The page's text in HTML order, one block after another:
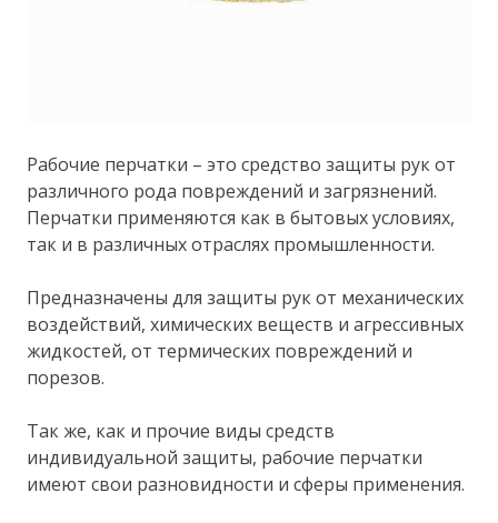
Рабочие перчатки – это средство защиты рук от
различного рода повреждений и загрязнений.
Перчатки применяются как в бытовых условиях,
так и в различных отраслях промышленности.
Предназначены для защиты рук от механических
воздействий, химических веществ и агрессивных
жидкостей, от термических повреждений и
порезов.
Так же, как и прочие виды средств
индивидуальной защиты, рабочие перчатки
имеют свои разновидности и сферы применения.